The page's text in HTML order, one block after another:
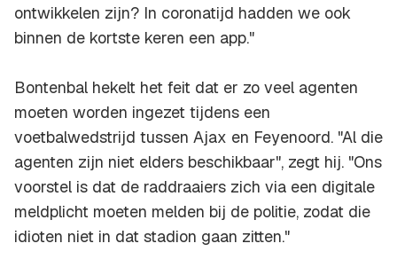
ontwikkelen zijn? In coronatijd hadden we ook
binnen de kortste keren een app."
Bontenbal hekelt het feit dat er zo veel agenten
moeten worden ingezet tijdens een
voetbalwedstrijd tussen Ajax en Feyenoord. "Al die
agenten zijn niet elders beschikbaar", zegt hij. "Ons
voorstel is dat de raddraaiers zich via een digitale
meldplicht moeten melden bij de politie, zodat die
idioten niet in dat stadion gaan zitten."